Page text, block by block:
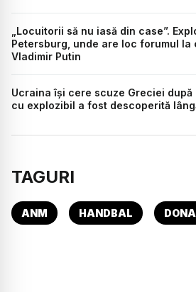
„Locuitorii să nu iasă din case”.
Petersburg, unde are loc forumul la
Vladimir Putin
Ucraina își cere scuze Greciei
cu explozibil a fost descoperită
TAGURI
ANM HANDBAL